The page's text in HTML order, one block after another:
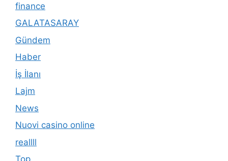
finance
GALATASARAY
Gündem
Haber
İş İlanı
Lajm
News
Nuovi casino online
reallll